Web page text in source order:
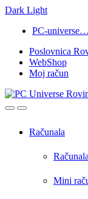
Dark Light
navigation
content
PC-
Poslovnica
WebShop
Moj račun
OpenClose
Računala
Računala
Mini